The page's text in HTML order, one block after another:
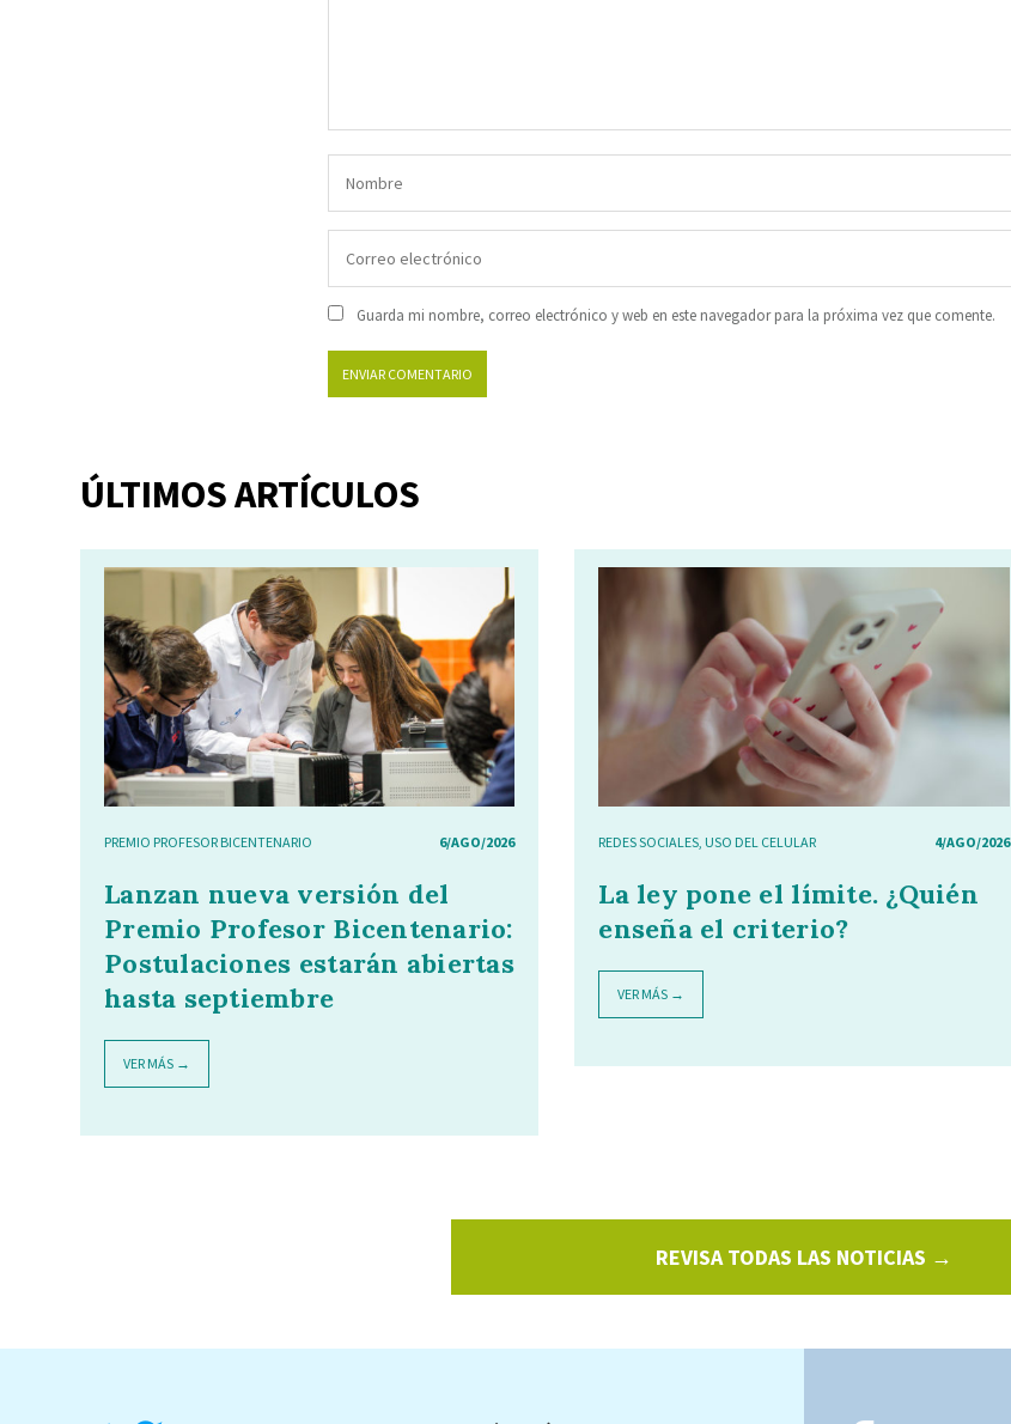
Guarda mi nombre, correo electrónico y web en este navegador para la próxima vez que comente.
ÚLTIMOS ARTÍCULOS
PREMIO PROFESOR BICENTENARIO 6/AGO/2026
Lanzan nueva versión del
Premio Profesor Bicentenario:
Postulaciones estarán abiertas
hasta septiembre
VER MÁS →
REDES SOCIALES, USO DEL CELULAR 4/AGO/2026
La ley pone el límite. ¿Quién
enseña el criterio?
VER MÁS →
REVISA TODAS LAS NOTICIAS →